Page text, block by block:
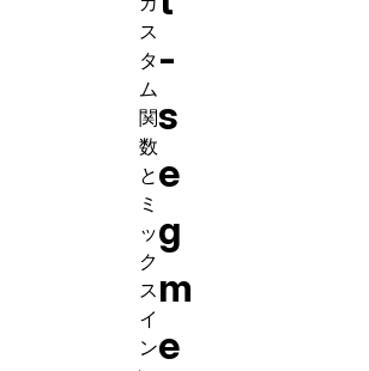
-
s
e
g
m
e
ス
タ
ム
関
数
と
ミ
ッ
ク
ス
イ
ン